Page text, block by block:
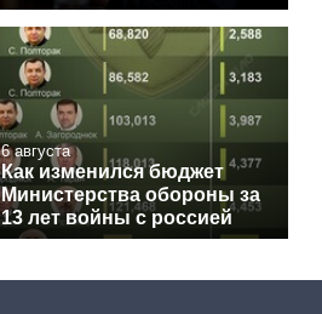
6 августа
Как изменился бюджет
Министерства обороны за
13 лет войны с россией